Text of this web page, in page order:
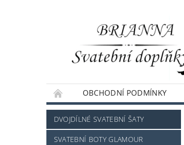
OBCHODNÍ PODMÍNKY
NAPIŠTE NÁM
DVOJDÍLNÉ SVATEBNÍ ŠATY
SVATEBNÍ BOTY GLAMOUR